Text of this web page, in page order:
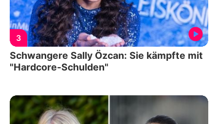
3
Schwangere Sally Özcan: Sie kämpfte mit
"Hardcore-Schulden"